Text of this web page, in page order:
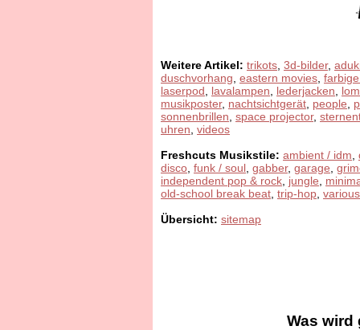
Weitere Artikel: trikots 3d-bilder,
duschvorhang eastern movies
laserpod
lavalampen lederjacken
musikposter, nachtsichtgerät people
sonnenbrillen space projector,
uhren videos
Freshcuts Musikstile: ambient / idm
disco funk / soul gabber, garage
independent pop & rock jungle
old-school break beat trip-hop
Übersicht: sitemap
Was wird